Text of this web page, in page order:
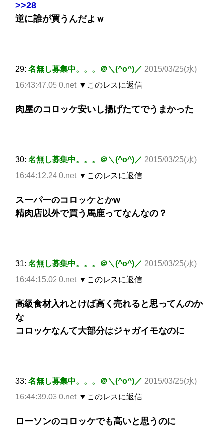
>>28
逆に誰が買うんだよｗ
29: 名無し募集中。。。＠＼(^o^)／ 2015/03/25(水)
16:43:47.05 0.net ▼このレスに返信
肉屋のコロッケ安いし揚げたてでうまかった
30: 名無し募集中。。。＠＼(^o^)／ 2015/03/25(水)
16:44:12.24 0.net ▼このレスに返信
スーパーのコロッケとかw
精肉店以外で買う馬鹿ってなんなの？
31: 名無し募集中。。。＠＼(^o^)／ 2015/03/25(水)
16:44:15.02 0.net ▼このレスに返信
高級食材入れとけば高く売れると思ってんのか
な
コロッケなんて大部分はジャガイモなのに
33: 名無し募集中。。。＠＼(^o^)／ 2015/03/25(水)
16:44:39.03 0.net ▼このレスに返信
ローソンのコロッケでも高いと思うのに